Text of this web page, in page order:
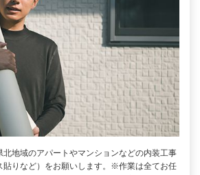
北地域のアパートやマンションなどの内装工事
貼りなど）をお願いします。※作業は全てお任